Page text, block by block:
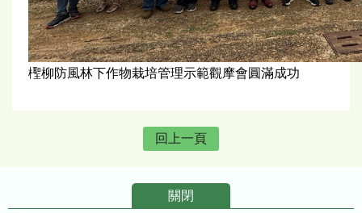
檉柳防風林下作物栽培管理示範觀摩會圓滿成功
回上一頁
關閉